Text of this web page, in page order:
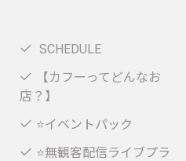
SCHEDULE
【カフーってどんなお
店？】
⭐イベントパック
⭐無観客配信ライブプラ